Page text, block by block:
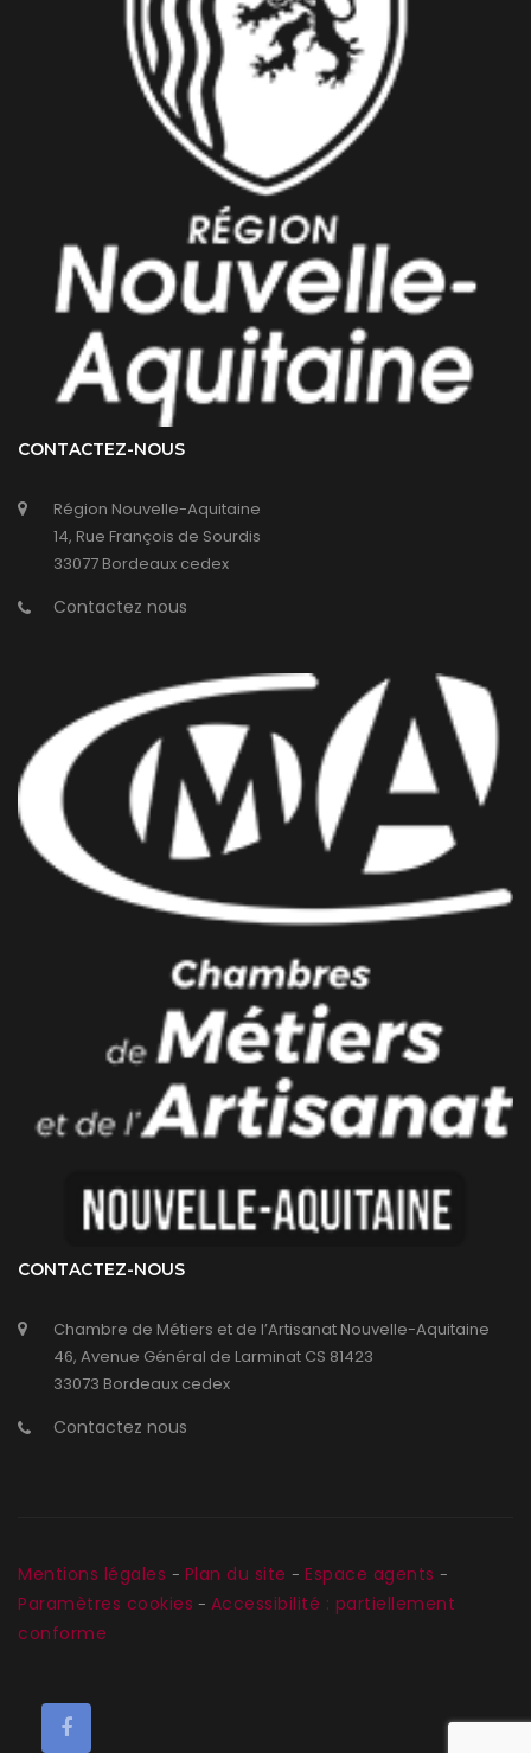
CONTACTEZ-NOUS
Région Nouvelle-Aquitaine
14, Rue François de Sourdis
33077 Bordeaux cedex
Contactez nous
CONTACTEZ-NOUS
Chambre de Métiers et de l’Artisanat Nouvelle-Aquitaine
46, Avenue Général de Larminat CS 81423
33073 Bordeaux cedex
Contactez nous
Mentions légales - Plan du site - Espace agents -
Paramètres cookies - Accessibilité : partiellement
conforme